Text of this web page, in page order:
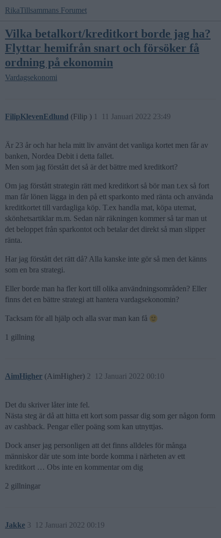
RikaTillsammans Forumet
Vilka betalkort/kreditkort borde jag ha?
Flyttar hemifrån snart och försöker få
ordning på ekonomin
Vardagsekonomi
FilipKlevenEdlund (Filip ) 11 Januari 2022 23:49
1
Är 23 år och har hela mitt liv använt det vanliga kortet men får av
banken, Nordea Debit i detta fallet.
Men som jag förstått det så är det bättre med kreditkort?
Om jag förstått strategin rätt med kreditkort så bör man t.ex så fort
man får lönen lägga in den på ett sparkonto med ränta och använda
kreditkortet till vardagliga köp. T.ex handla mat, köpa utemat,
skönhetsartiklar m.m. Sedan när räkningen kommer så tar man ut
det beloppet från sparkontot och betalar det direkt så man slipper
ränta.
Har jag förstått det rätt då? Alla kanske inte gör så men det känns
som en bra strategi.
Eller borde man ha fler kort till olika användningsområden? Eller
finns det en bättre strategi att hantera vardagsekonomin?
Tacksam för all hjälp och alla svar man kan få
1 gillning
AimHigher (AimHigher) 12 Januari 2022 00:10
2
Det du skriver låter inte fel.
Nästa steg är då att hitta ett kort som passar dig som ger någon form
av cashback. Pengar eller poäng som kan utnyttjas.
Dock anser jag personligen att det finns alldeles för många
människor där ute som inte borde komma i närheten av ett
kreditkort … Obs inte en kommentar om dig
2 gillningar
Jakke 12 Januari 2022 00:19
3